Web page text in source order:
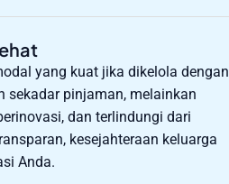
yang kuat jika dikelola dengan
sekadar pinjaman, melainkan
dan terlindungi dari
kesejahteraan keluarga
Anda.